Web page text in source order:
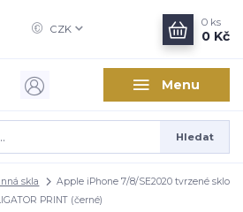
Menu
CZK
Hledat
0 ks
0 Kč
skla
Apple iPhone 7/8/SE2020 tvrzené sklo
PRINT (černé)